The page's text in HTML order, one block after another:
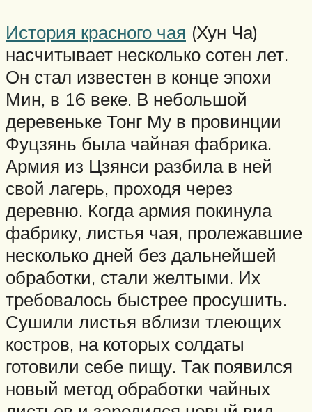
История красного чая (Хун Ча)
насчитывает несколько сотен лет.
Он стал известен в конце эпохи
Мин, в 16 веке. В небольшой
деревеньке Тонг Му в провинции
Фуцзянь была чайная фабрика.
Армия из Цзянси разбила в ней
свой лагерь, проходя через
деревню. Когда армия покинула
фабрику, листья чая, пролежавшие
несколько дней без дальнейшей
обработки, стали желтыми. Их
требовалось быстрее просушить.
Сушили листья вблизи тлеющих
костров, на которых солдаты
готовили себе пищу. Так появился
новый метод обработки чайных